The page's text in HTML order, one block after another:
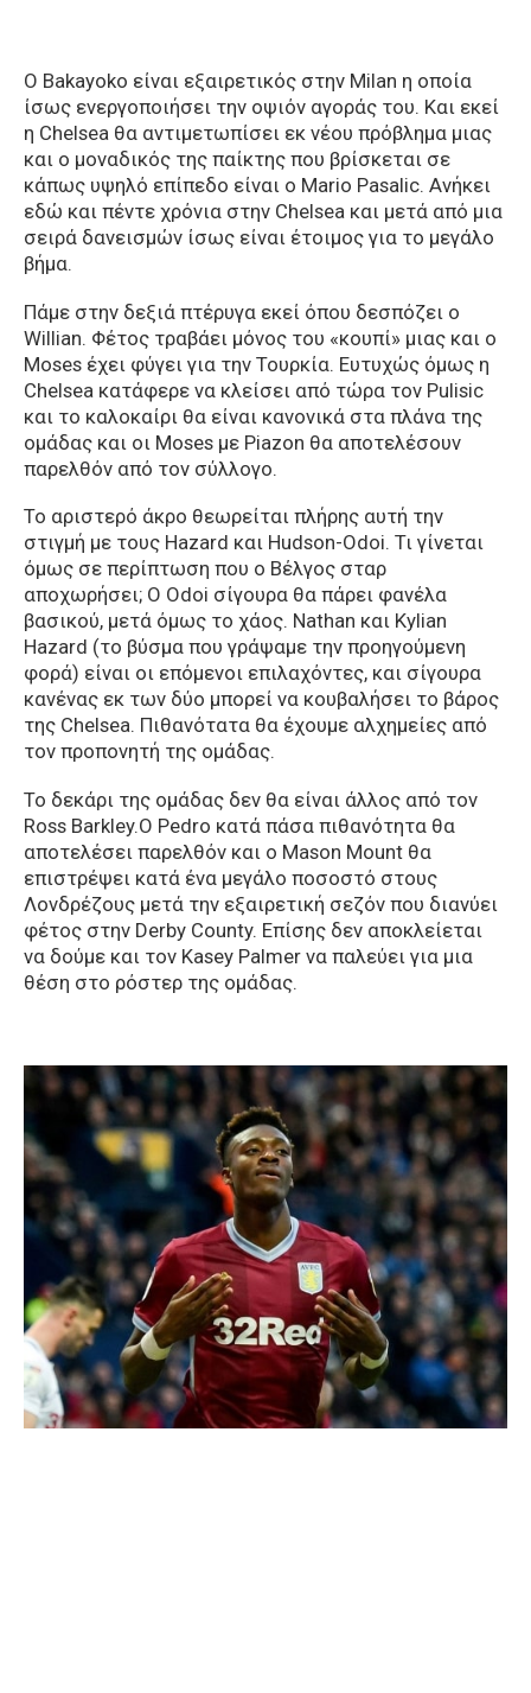
Ο Bakayoko είναι εξαιρετικός στην Milan η οποία
ίσως ενεργοποιήσει την οψιόν αγοράς του. Και εκεί
η Chelsea θα αντιμετωπίσει εκ νέου πρόβλημα μιας
και ο μοναδικός της παίκτης που βρίσκεται σε
κάπως υψηλό επίπεδο είναι ο Mario Pasalic. Aνήκει
εδώ και πέντε χρόνια στην Chelsea και μετά από μια
σειρά δανεισμών ίσως είναι έτοιμος για το μεγάλο
βήμα.
Πάμε στην δεξιά πτέρυγα εκεί όπου δεσπόζει ο
Willian. Φέτος τραβάει μόνος του «κουπί» μιας και ο
Moses έχει φύγει για την Τουρκία. Ευτυχώς όμως η
Chelsea κατάφερε να κλείσει από τώρα τον Pulisic
και το καλοκαίρι θα είναι κανονικά στα πλάνα της
ομάδας και οι Moses με Piazon θα αποτελέσουν
παρελθόν από τον σύλλογο.
Το αριστερό άκρο θεωρείται πλήρης αυτή την
στιγμή με τους Hazard και Hudson-Odoi. Τι γίνεται
όμως σε περίπτωση που ο Βέλγος σταρ
αποχωρήσει; Ο Odoi σίγουρα θα πάρει φανέλα
βασικού, μετά όμως το χάος. Nathan και Kylian
Hazard (το βύσμα που γράψαμε την προηγούμενη
φορά) είναι οι επόμενοι επιλαχόντες, και σίγουρα
κανένας εκ των δύο μπορεί να κουβαλήσει το βάρος
της Chelsea. Πιθανότατα θα έχουμε αλχημείες από
τον προπονητή της ομάδας.
Το δεκάρι της ομάδας δεν θα είναι άλλος από τον
Ross Barkley.Ο Pedro κατά πάσα πιθανότητα θα
αποτελέσει παρελθόν και ο Mason Mount θα
επιστρέψει κατά ένα μεγάλο ποσοστό στους
Λονδρέζους μετά την εξαιρετική σεζόν που διανύει
φέτος στην Derby County. Επίσης δεν αποκλείεται
να δούμε και τον Kasey Palmer να παλεύει για μια
θέση στο ρόστερ της ομάδας.